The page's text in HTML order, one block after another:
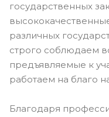
государственных
различных
строго соблюдаем
предъявляемые к
работаем на благо
Благодаря